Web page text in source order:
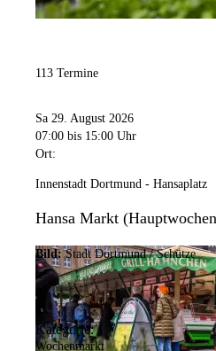
113 Termine
Sa 29. August 2026
07:00 bis 15:00 Uhr
Ort:
Innenstadt Dortmund - Hansaplatz
Hansa Markt
Bild: Stadt Dortmund / Schütze
Kategorie:
Wochenmarkt